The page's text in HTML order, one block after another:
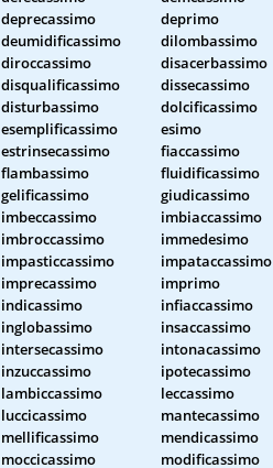
deprecassimo deprimo
deumidificassimo dilombassimo
diroccassimo disacerbassimo
disqualificassimo dissecassimo
disturbassimo dolcificassimo
esemplificassimo esimo
estrinsecassimo fiaccassimo
flambassimo fluidificassimo
gelificassimo giudicassimo
imbeccassimo imbiaccassimo
imbroccassimo immedesimo
impasticcassimo impataccassimo
imprecassimo imprimo
indicassimo infiaccassimo
inglobassimo insaccassimo
intersecassimo intonacassimo
inzuccassimo ipotecassimo
lambiccassimo leccassimo
luccicassimo mantecassimo
mellificassimo mendicassimo
moccicassimo modificassimo